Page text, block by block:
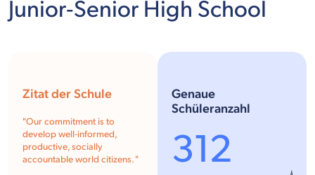
Junior-Senior High School
Zitat der Schule
"Our commitment is to
develop well-informed,
productive, socially
accountable world citizens. "
Genaue
Schüleranzahl
312